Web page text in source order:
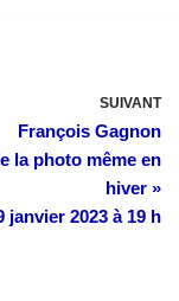
SUIVANT
François Gagnon
la photo même en
hiver »
janvier 2023 à 19 h